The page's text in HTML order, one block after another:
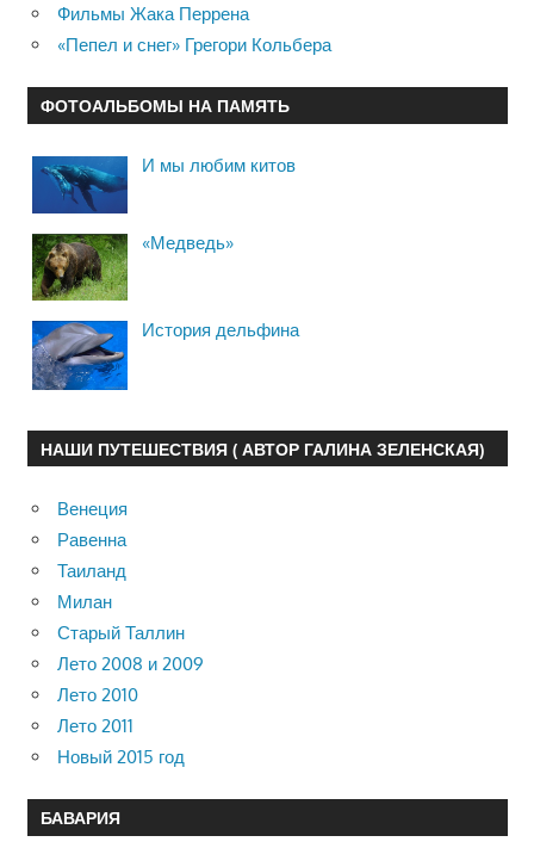
Фильмы Жака Перрена
«Пепел и снег» Грегори Кольбера
ФОТОАЛЬБОМЫ НА ПАМЯТЬ
И мы любим китов
«Медведь»
История дельфина
НАШИ ПУТЕШЕСТВИЯ ( АВТОР ГАЛИНА ЗЕЛЕНСКАЯ)
Венеция
Равенна
Таиланд
Милан
Старый Таллин
Лето 2008 и 2009
Лето 2010
Лето 2011
Новый 2015 год
БАВАРИЯ